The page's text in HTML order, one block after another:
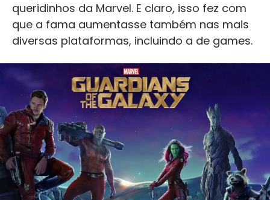
queridinhos da Marvel. E claro, isso fez com
que a fama aumentasse também nas mais
diversas plataformas, incluindo a de games.